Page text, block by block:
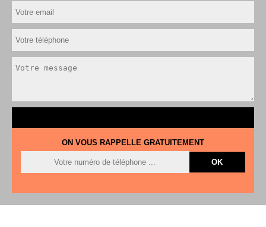
ON VOUS RAPPELLE GRATUITEMENT